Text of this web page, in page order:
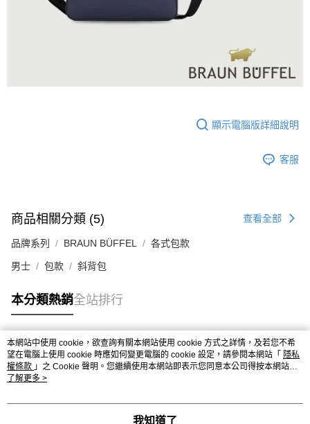
顯示電腦版詳細說明
客服
商品相關分類 (5) 查看全部
品牌系列 BRAUN BÜFFEL 各式包款
男士 包款 斜背包
本分類熱銷全站排行
熱門標籤
本網站中使用 cookie，欲查詢有關本網站使用 cookie 方式之詳情，及若您不希
望在電腦上使用 cookie 時應如何變更電腦的 cookie 設定，請參閱本網站「 隱私
權條款 」之 Cookie 聲明。您繼續使用本網站即表示您同意本公司得按本網站使
用條款之 Cookie 聲明使用 cookie。
了解更多 >
我知道了